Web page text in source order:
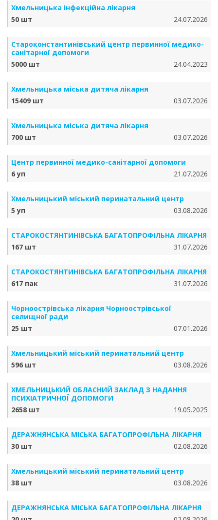
Хмельницька інфекційна лікарня
50 шт
24.07.2026
Староконстантинівський центр первинної медико-
санітарної допомоги
5000 шт
24.04.2023
Хмельницька міська дитяча лікарня
15409 шт
03.07.2026
Хмельницька міська дитяча лікарня
700 шт
03.07.2026
Центр первинної медико-санітарної допомоги
6 уп
21.07.2026
Хмельницький міський перинатальний центр
5 уп
03.08.2026
СТАРОКОСТЯНТИНІВСЬКА БАГАТОПРОФІЛЬНА ЛІКАРНЯ
167 шт
31.07.2026
СТАРОКОСТЯНТИНІВСЬКА БАГАТОПРОФІЛЬНА ЛІКАРНЯ
617 пак
31.07.2026
Чорноострівська лікарня Чорноострівської
селищної ради
25 шт
07.01.2026
Хмельницький міський перинатальний центр
596 шт
03.08.2026
ХМЕЛЬНИЦЬКИЙ ОБЛАСНИЙ ЗАКЛАД З НАДАННЯ
ПСИХІАТРИЧНОЇ ДОПОМОГИ
2658 шт
19.05.2025
ДЕРАЖНЯНСЬКА МІСЬКА БАГАТОПРОФІЛЬНА ЛІКАРНЯ
30 шт
02.08.2026
Хмельницький міський перинатальний центр
38 шт
03.08.2026
ДЕРАЖНЯНСЬКА МІСЬКА БАГАТОПРОФІЛЬНА ЛІКАРНЯ